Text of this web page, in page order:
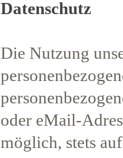
Datenschutz
Die Nutzung
oder eMail-
möglich, stets